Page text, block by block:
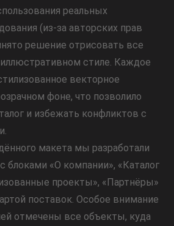
реальных
(из-за авторских прав
решение отрисовать все
стиле. Каждое
векторное
фоне, что позволило
и избежать конфликтов с
макета мы разработали
блоками «О компании», «Каталог
проекты», «Партнёры»
поставок. Особое внимание
отмечены все объекты, куда